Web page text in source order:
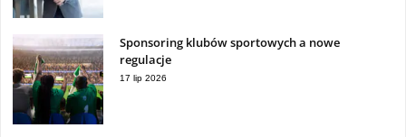
Sponsoring klubów sportowych a nowe
regulacje
17 lip 2026